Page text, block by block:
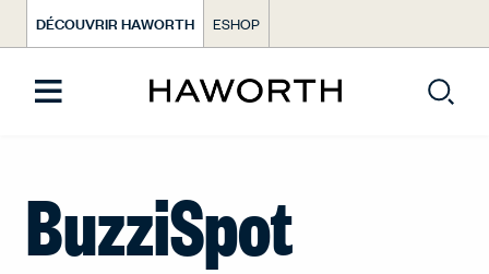
DÉCOUVRIR HAWORTH ESHOP
BuzziSpot